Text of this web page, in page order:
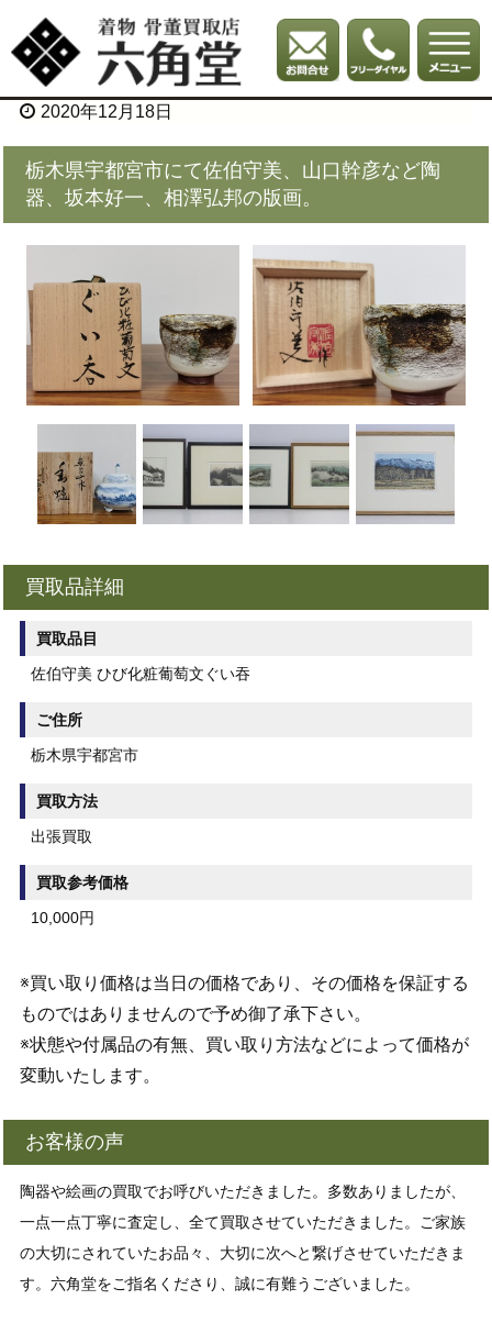
2020年12月18日
栃木県宇都宮市にて佐伯守美、山口幹彦など陶
器、坂本好一、相澤弘邦の版画。
買取品詳細
買取品目
佐伯守美 ひび化粧葡萄文ぐい吞
ご住所
栃木県宇都宮市
買取方法
出張買取
買取参考価格
10,000円
※買い取り価格は当日の価格であり、その価格を保証する
ものではありませんので予め御了承下さい。
※状態や付属品の有無、買い取り方法などによって価格が
変動いたします。
お客様の声
陶器や絵画の買取でお呼びいただきました。多数ありましたが、
一点一点丁寧に査定し、全て買取させていただきました。ご家族
の大切にされていたお品々、大切に次へと繋げさせていただきま
す。六角堂をご指名くださり、誠に有難うございました。